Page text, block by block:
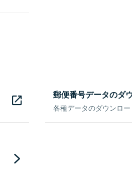
郵便番号データのダ
各種データのダウンロ